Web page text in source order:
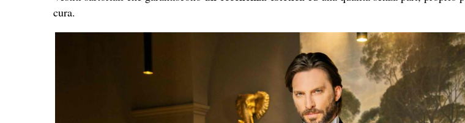
cura.